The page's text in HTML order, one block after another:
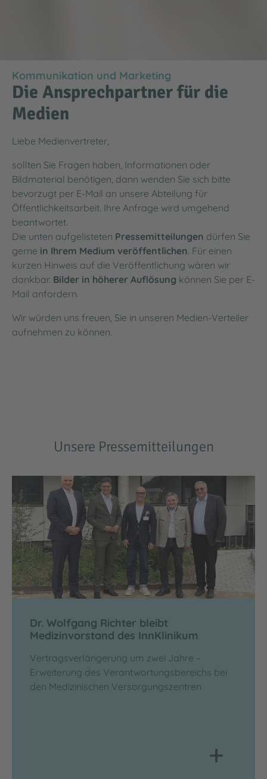
Kommunikation und Marketing
Die Ansprechpartner für die
Medien
Liebe Medienvertreter,
sollten Sie Fragen haben, Informationen oder
Bildmaterial benötigen, dann wenden Sie sich bitte
bevorzugt per E-Mail an unsere Abteilung für
Öffentlichkeitsarbeit. Ihre Anfrage wird umgehend
beantwortet.
Die unten aufgelisteten Pressemitteilungen dürfen Sie
gerne in Ihrem Medium veröffentlichen. Für einen
kurzen Hinweis auf die Veröffentlichung wären wir
dankbar. Bilder in höherer Auflösung können Sie per E-
Mail anfordern.
Wir würden uns freuen, Sie in unseren Medien-Verteiler
aufnehmen zu können.
Unsere Pressemitteilungen
Dr. Wolfgang Richter bleibt
Medizinvorstand des InnKlinikum
Vertragsverlängerung um zwei Jahre –
Erweiterung des Verantwortungsbereichs bei
den Medizinischen Versorgungszentren
+